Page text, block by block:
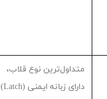
متداول‌ترین نوع قلاب،
دارای زبانه ایمنی (Latch
)